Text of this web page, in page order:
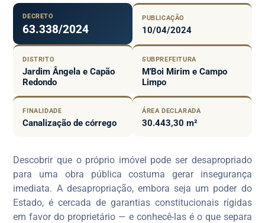
DECRETO
63.338/2024
PUBLICAÇÃO
10/04/2024
DISTRITO
Jardim Ângela e Capão
Redondo
SUBPREFEITURA
M'Boi Mirim e Campo
Limpo
FINALIDADE
Canalização de córrego
ÁREA DECLARADA
30.443,30 m²
Descobrir que o próprio imóvel pode ser desapropriado
para uma obra pública costuma gerar insegurança
imediata. A desapropriação, embora seja um poder do
Estado, é cercada de garantias constitucionais rígidas
em favor do proprietário — e conhecê-las é o que separa